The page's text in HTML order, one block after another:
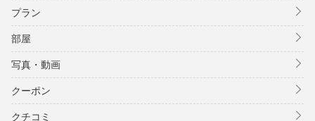
プラン
部屋
写真・動画
クーポン
クチコミ